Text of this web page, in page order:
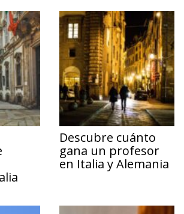
Descubre cuánto
gana un profesor
en Italia y Alemania